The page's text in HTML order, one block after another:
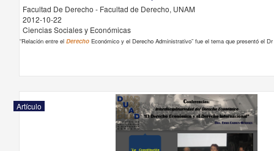
Facultad De Derecho - Facultad de Derecho, UNAM
2012-10-22
Ciencias Sociales y Económicas
“Relación entre el DerechoEconómico y el Derecho Administrativo” fue el tema que presentó el Dr
Artículo